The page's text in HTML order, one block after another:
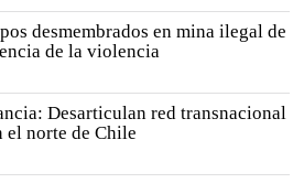
desmembrados en mina ilegal de
de la violencia
Desarticulan red transnacional
el norte de Chile